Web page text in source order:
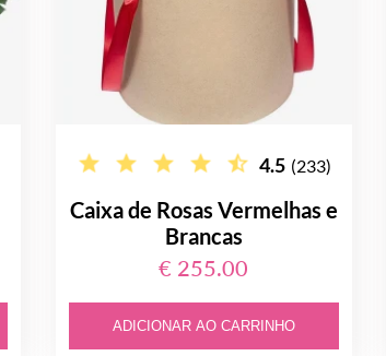
4.5 (233)
Caixa de Rosas Vermelhas e
Brancas
€ 255.00
ADICIONAR AO CARRINHO